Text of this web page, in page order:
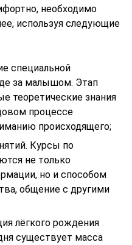
необходимо
используя следующие
специальной
за малышом. Этап
теоретические знания
процессе
происходящего;
Курсы по
не только
но и способом
общение с другими
лёгкого рождения
существует масса